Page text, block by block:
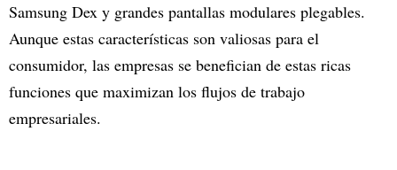
Samsung Dex y grandes pantallas modulares plegables.
Aunque estas características son valiosas para el
consumidor, las empresas se benefician de estas ricas
funciones que maximizan los flujos de trabajo
empresariales.